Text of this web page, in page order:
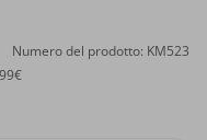
Numero del prodotto: KM523